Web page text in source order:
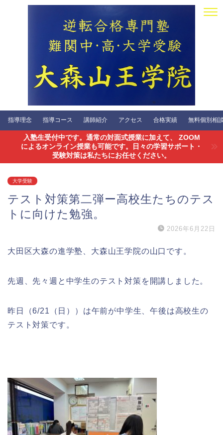
指導理念 指導コース 講師紹介 アクセス 合格実績 無料個別相
入塾生受付中です。通常の対面式授業に加えて、 ZOOM
によるオンライン授業も可能です。日々の学習サポート・
受験対策は私たちにお任せください。
大学受験
テスト対策第二弾ー高校生たちのテス
トに向けた勉強。
2026年6月22日
大田区大森の進学塾、大森山王学院の山口です。
先週、先々週と中学生のテスト対策を開講しました。
昨日（6/21（日））は午前が中学生、午後は高校生の
テスト対策です。